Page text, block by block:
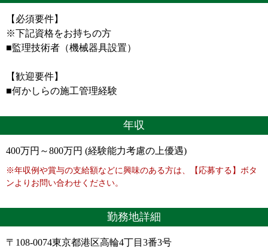
【必須要件】
※下記資格をお持ちの方
■監理技術者（機械器具設置）
【歓迎要件】
■何かしらの施工管理経験
年収
400万円～800万円 (経験能力考慮の上優遇)
※年収例や賞与の支給額などに興味のある方は、【応募する】ボタ
ンよりお問い合わせください。
勤務地詳細
〒108-0074東京都港区高輪4丁目3番3号